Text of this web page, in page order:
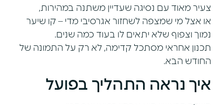
צעיר מאוד עם נסיגה שעדיין משתנה במהירות,
או אצל מי שמצפה לשחזור אגרסיבי מדי – קו שיער
נמוך וצפוף שלא יתאים לו בעוד כמה שנים.
תכנון אחראי מסתכל קדימה, לא רק על התמונה של
החודש הבא.
איך נראה התהליך בפועל